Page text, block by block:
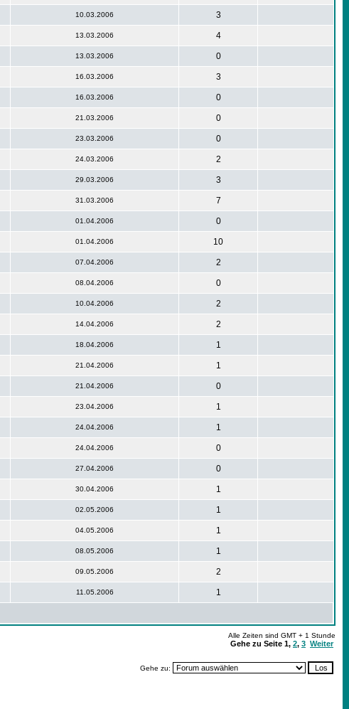
10.03.2006 3
13.03.2006 4
13.03.2006 0
16.03.2006 3
16.03.2006 0
21.03.2006 0
23.03.2006 0
24.03.2006 2
29.03.2006 3
31.03.2006 7
01.04.2006 0
01.04.2006 10
07.04.2006 2
08.04.2006 0
10.04.2006 2
14.04.2006 2
18.04.2006 1
21.04.2006 1
21.04.2006 0
23.04.2006 1
24.04.2006 1
24.04.2006 0
27.04.2006 0
30.04.2006 1
02.05.2006 1
04.05.2006 1
08.05.2006 1
09.05.2006 2
11.05.2006 1
Alle Zeiten sind GMT + 1 Stunde
Gehe zu Seite 1, 2, 3 Weiter
Gehe zu: